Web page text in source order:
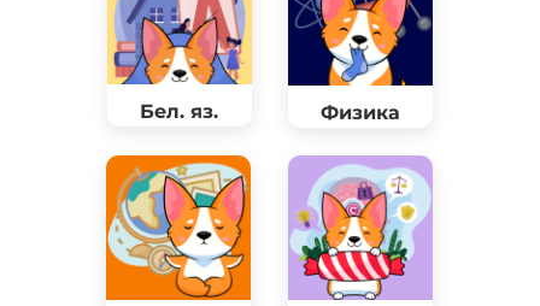
Бел. яз. Физика